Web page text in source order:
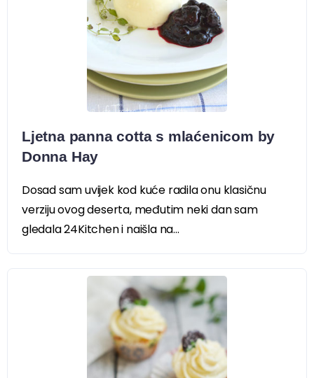
Ljetna panna cotta s mlaćenicom by
Donna Hay
Dosad sam uvijek kod kuće radila onu klasičnu
verziju ovog deserta, međutim neki dan sam
gledala 24Kitchen i naišla na...